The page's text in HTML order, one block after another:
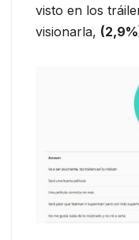
visto en los
visionarla,